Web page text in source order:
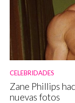
CELEBRIDADES
Zane Phillips
nuevas fotos